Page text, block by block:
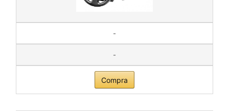
-
-
Compra